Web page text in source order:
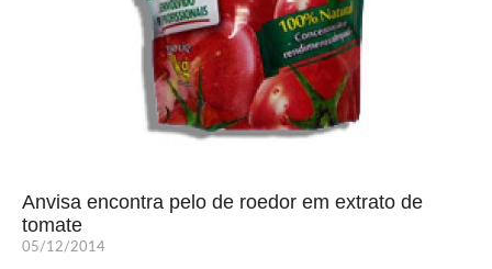
Anvisa encontra pelo de roedor em extrato de
tomate
05/12/2014